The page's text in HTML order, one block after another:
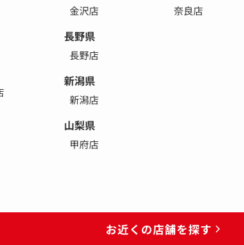
金沢店
長野県
長野店
新潟県
新潟店
山梨県
甲府店
奈良店
お近くの店舗を探す